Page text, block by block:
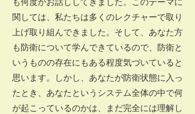
関しては、私たちは多くのレクチャーで取り
上げ取り組んできました。そして、あなた方
も防衛について学んできているので、防衛と
いうものの存在にもある程度気づいていると
思います。しかし、あなたが防衛状態に入っ
たとき、あなたというシステム全体の中で何
が起こっているのかは、まだ完全には理解し